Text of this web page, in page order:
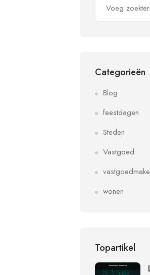
Categorieën
Blog
feestdagen
Steden
Vastgoed
wonen
Topartikel